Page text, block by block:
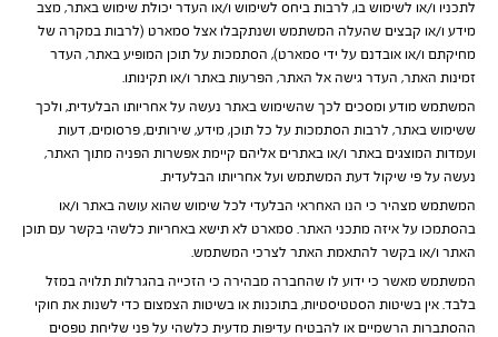
לתכניו ו/או לשימוש בו, לרבות ביחס לשימוש ו/או העדר יכולת שימוש באתר, מצב
מידע ו/או קבצים שהעלה המשתמש ושנתקבלו אצל סמארט (לרבות במקרה של
מחיקתם ו/או אובדנם על ידי סמארט), הסתמכות על תוכן המופיע באתר, העדר
זמינות האתר, העדר גישה אל האתר, הפרעות באתר ו/או תקינותו.
המשתמש מודע ומסכים לכך שהשימוש באתר נעשה על אחריותו הבלעדית, ולכך
ששימוש באתר, לרבות הסתמכות על כל תוכן, מידע, שירותים, פרסומים, דעות
ועמדות המוצגים באתר ו/או באתרים אליהם קיימת אפשרות הפניה מתוך האתר,
נעשה על פי שיקול דעת המשתמש ועל אחריותו הבלעדית.
המשתמש מצהיר כי הנו האחראי הבלעדי לכל שימוש שהוא עושה באתר ו/או
בהסתמכו על איזה מתכני האתר. סמארט לא תישא באחריות כלשהי בקשר עם תוכן
האתר ו/או בקשר להתאמת האתר לצרכי המשתמש.
המשתמש מאשר כי ידוע לו שהחברה מבהירה כי הזכייה בהגרלות תלויה במזל
בלבד. אין בשיטות הסטטיסטיות, בתוכנות או בשיטות הצמצום כדי לשנות את חוקי
ההסתברות הרשמיים או להבטיח עדיפות מדעית כלשהי על פני שליחת טפסים